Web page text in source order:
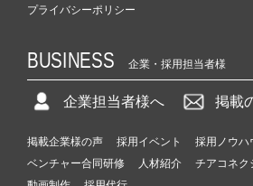
プライバシーポリシー
BUSINESS 企業・採用担当者様
企業担当者様へ 掲載
掲載企業様の声 採用イベント 採用ノウハ
ベンチャー合同研修
人材紹介 チアコネク